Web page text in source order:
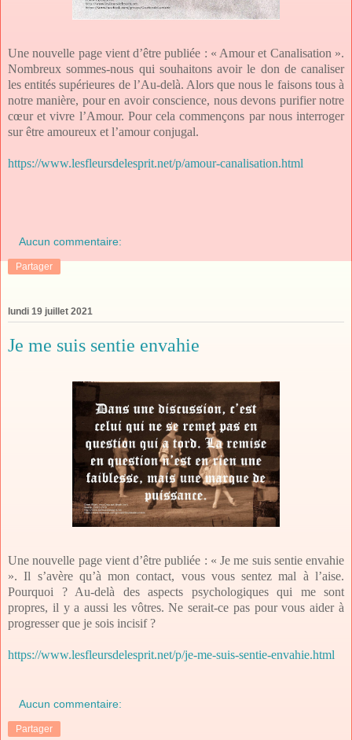
Une nouvelle page vient d’être publiée : « Amour et Canalisation ».
Nombreux sommes-nous qui souhaitons avoir le don de canaliser
les entités supérieures de l’Au-delà. Alors que nous le faisons tous à
notre manière, pour en avoir conscience, nous devons purifier notre
cœur et vivre l’Amour. Pour cela commençons par nous interroger
sur être amoureux et l’amour conjugal.
https://www.lesfleursdelesprit.net/p/amour-canalisation.html
Aucun commentaire:
Partager
lundi 19 juillet 2021
Je me suis sentie envahie
Une nouvelle page vient d’être publiée : « Je me suis sentie envahie
». Il s’avère qu’à mon contact, vous vous sentez mal à l’aise.
Pourquoi ? Au-delà des aspects psychologiques qui me sont
propres, il y a aussi les vôtres. Ne serait-ce pas pour vous aider à
progresser que je sois incisif ?
https://www.lesfleursdelesprit.net/p/je-me-suis-sentie-envahie.html
Aucun commentaire:
Partager